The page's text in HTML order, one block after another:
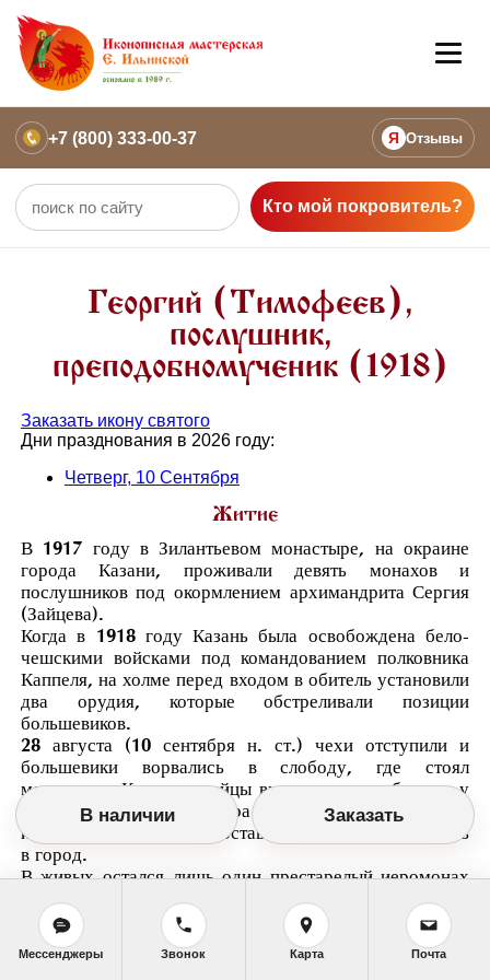
+7 (800) 333-00-37 Я Отзывы
Кто мой покровитель?
Георгий (Тимофеев),
послушник,
преподобномученик (1918)
Заказать икону святого
Дни празднования в 2026 году:
Четверг, 10 Сентября
Житие
В 1917 году в Зилантьевом монастыре, на окраине
города Казани, проживали девять монахов и
послушников под окормлением архимандрита Сергия
(Зайцева).
Когда в 1918 году Казань была освобождена бело-
чешскими войсками под командованием полковника
Каппеля, на холме перед входом в обитель установили
два орудия, которые обстреливали позиции
большевиков.
28 августа (10 сентября н. ст.) чехи отступили и
большевики ворвались в слободу, где стоял
монастырь. Красноармейцы выстроили всю братию у
стены монастырского двора и расстреляли их залпами
из винтовок. Далее они оставили обитель и двинулись
в город.
В живых остался лишь один престарелый иеромонах
Иосиф, который при первых залпах упал на землю и
его сочли убитым. Выбравшись из-под трупов своих
собратий, он пошёл в город и нашёл приют в Иоанно-
Предтеченском монастыре Отец Иосиф, оглохший и
В наличии Заказать
Мессенджеры Звонок Карта Почта